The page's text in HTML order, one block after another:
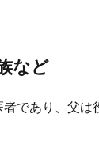
など
であり、父は